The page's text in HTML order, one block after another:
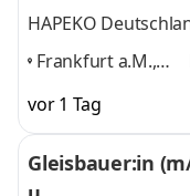
HAPEKO
Frankfurt a.M.,
Darmstadt,
Hanau,,
vor 1 Tag
Gleisbauer:in